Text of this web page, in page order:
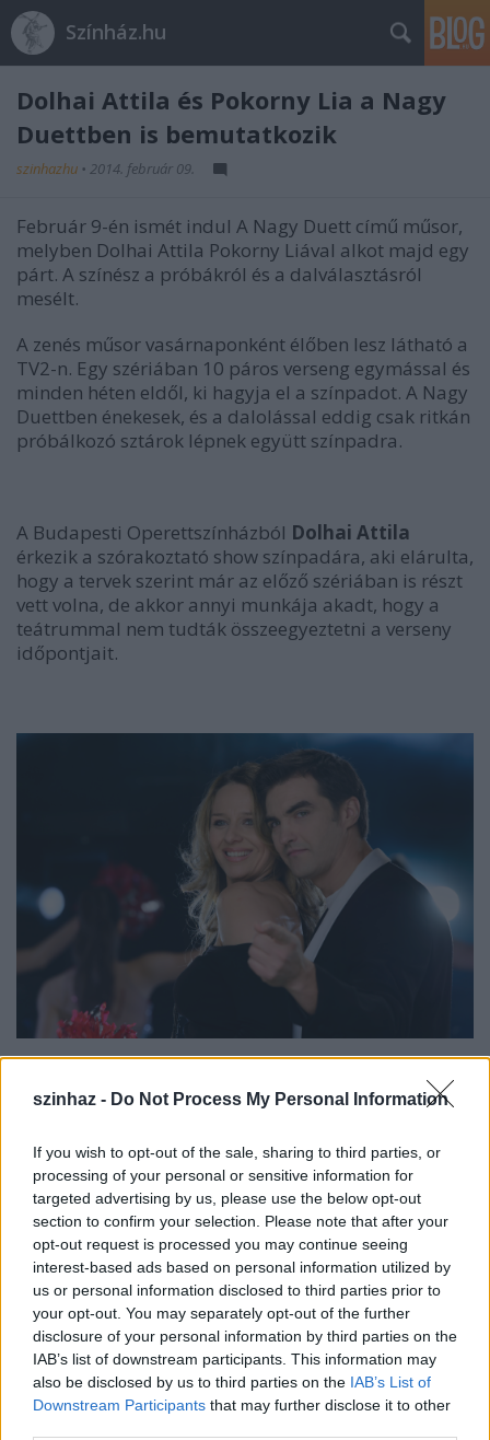
szinhaz - Do Not Process My Personal Information
If you wish to opt-out of the sale, sharing to third parties, or
processing of your personal or sensitive information for
targeted advertising by us, please use the below opt-out
section to confirm your selection. Please note that after your
opt-out request is processed you may continue seeing
interest-based ads based on personal information utilized by
us or personal information disclosed to third parties prior to
your opt-out. You may separately opt-out of the further
disclosure of your personal information by third parties on the
IAB’s list of downstream participants. This information may
also be disclosed by us to third parties on the IAB’s List of
Downstream Participants that may further disclose it to other
Színház.hu
Dolhai Attila és Pokorny Lia a Nagy
Duettben is bemutatkozik
szinhazhu • 2014. február 09.
Február 9-én ismét indul A Nagy Duett című műsor,
melyben Dolhai Attila Pokorny Liával alkot majd egy
párt. A színész a próbákról és a dalválasztásról
mesélt.
A zenés műsor vasárnaponként élőben lesz látható a
TV2-n. Egy szériában 10 páros verseng egymással és
minden héten eldől, ki hagyja el a színpadot. A Nagy
Duettben énekesek, és a dalolással eddig csak ritkán
próbálkozó sztárok lépnek együtt színpadra.
A Budapesti Operettszínházból Dolhai Attila
érkezik a szórakoztató show színpadára, aki elárulta,
hogy a tervek szerint már az előző szériában is részt
vett volna, de akkor annyi munkája akadt, hogy a
teátrummal nem tudták összeegyeztetni a verseny
időpontjait.
"Múlt héten 2-3 alkalommal énekórán jártunk, hétfőtől
pedig minden nap próbálunk. Ezúttal megoldható,
Szerencsére Pokorny Liának is hasonló az
időbeosztása, így délelőtt és este a színházban
dolgozunk, délutánonként készülünk a műsorra"–
mondtaDolhai Attila.
Hozzátette, nagyon várják már a vasárnapot, és bár
eddig sokat nevettek a próbákon, a koreográfiát
azért nezebb elsajátítani, mint énekelni.